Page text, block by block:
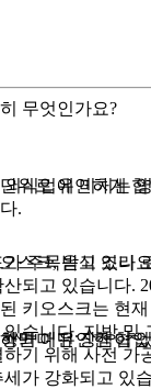
무엇인가요?
위로 유연하게
.
식업에 미치는
스크, 음식 조리
산되고 있습니다.
키오스크는 현
습니다. 지방 및
기 위해 사전 가
세가 강화되고 있
주목받고 있나
되며 유연한 협
면 어떤 장점이